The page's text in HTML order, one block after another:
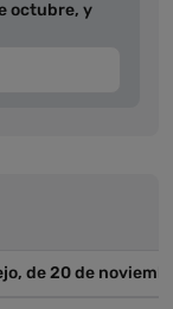
octubre, y
de 20 de